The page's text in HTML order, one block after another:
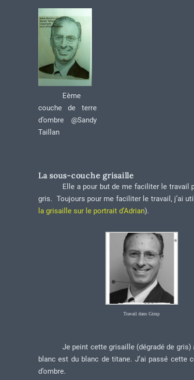
Eème
couche de terre
d’ombre @Sandy
Taillan
La sous-couche grisaille
Elle a pour but de me faciliter le travail
gris. Toujours pour me faciliter le travail, j’ai
la grisaille sur le portrait d’Adrian).
Travail dans Gimp
Je peint cette grisaille (dégradé de gris)
blanc est du blanc de titane. J’ai passé
d’ombre.